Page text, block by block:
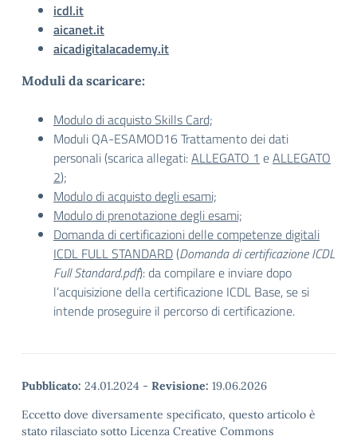
icdl.it
aicanet.it
aicadigitalacademy.it
Moduli da scaricare:
Modulo di acquisto Skills Card;
Moduli QA-ESAMOD16 Trattamento dei dati
personali (scarica allegati:ALLEGATO 1 eALLEGATO
2);
Modulo di acquisto degli esami;
Modulo di prenotazione degli esami;
Domanda di certificazioni delle competenze digitali
ICDL FULL STANDARD (Domanda di certificazione ICDL
Full Standard.pdf): da compilare e inviare dopo
l’acquisizione della certificazione ICDL Base, se si
intende proseguire il percorso di certificazione.
Pubblicato: 24.01.2024 - Revisione: 19.06.2026
Eccetto dove diversamente specificato, questo articolo è
stato rilasciato sotto Licenza Creative Commons